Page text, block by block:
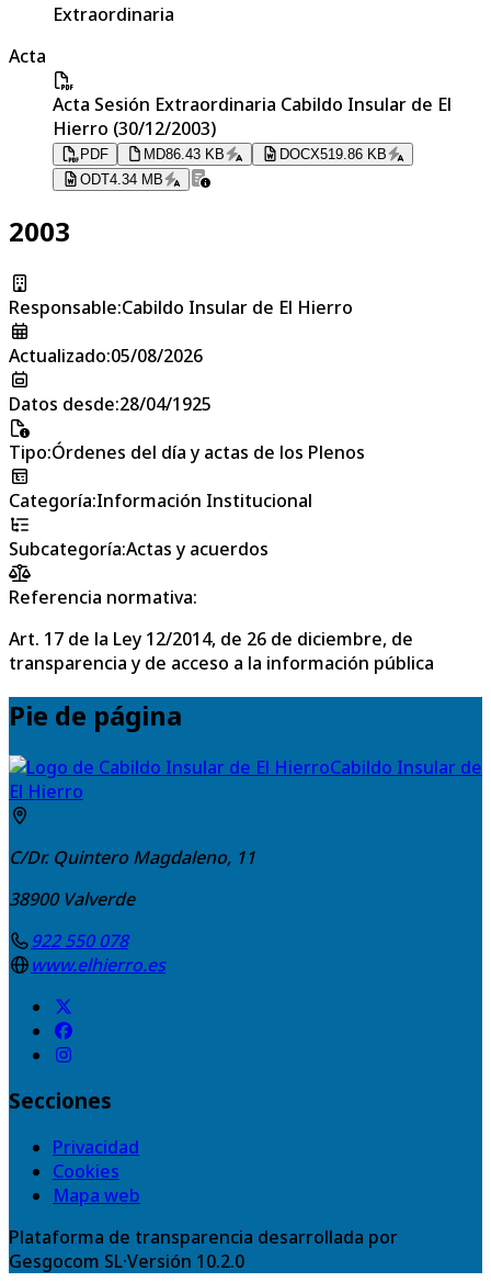
Extraordinaria
Acta
Acta Sesión Extraordinaria Cabildo Insular de El
Hierro (30/12/2003)
PDF MD86.43 KB DOCX519.86 KB
ODT4.34 MB
2003
Responsable:Cabildo Insular de El Hierro
Actualizado:05/08/2026
Datos desde:28/04/1925
Tipo:Órdenes del día y actas de los Plenos
Categoría:Información Institucional
Subcategoría:Actas y acuerdos
Referencia normativa:
Art. 17 de la Ley 12/2014, de 26 de diciembre, de
transparencia y de acceso a la información pública
Pie de página
Cabildo Insular de
El Hierro
C/Dr. Quintero Magdaleno, 11
38900 Valverde
922 550 078
www.elhierro.es
Secciones
Privacidad
Cookies
Mapa web
Plataforma de transparencia desarrollada por
Gesgocom SL·Versión 10.2.0